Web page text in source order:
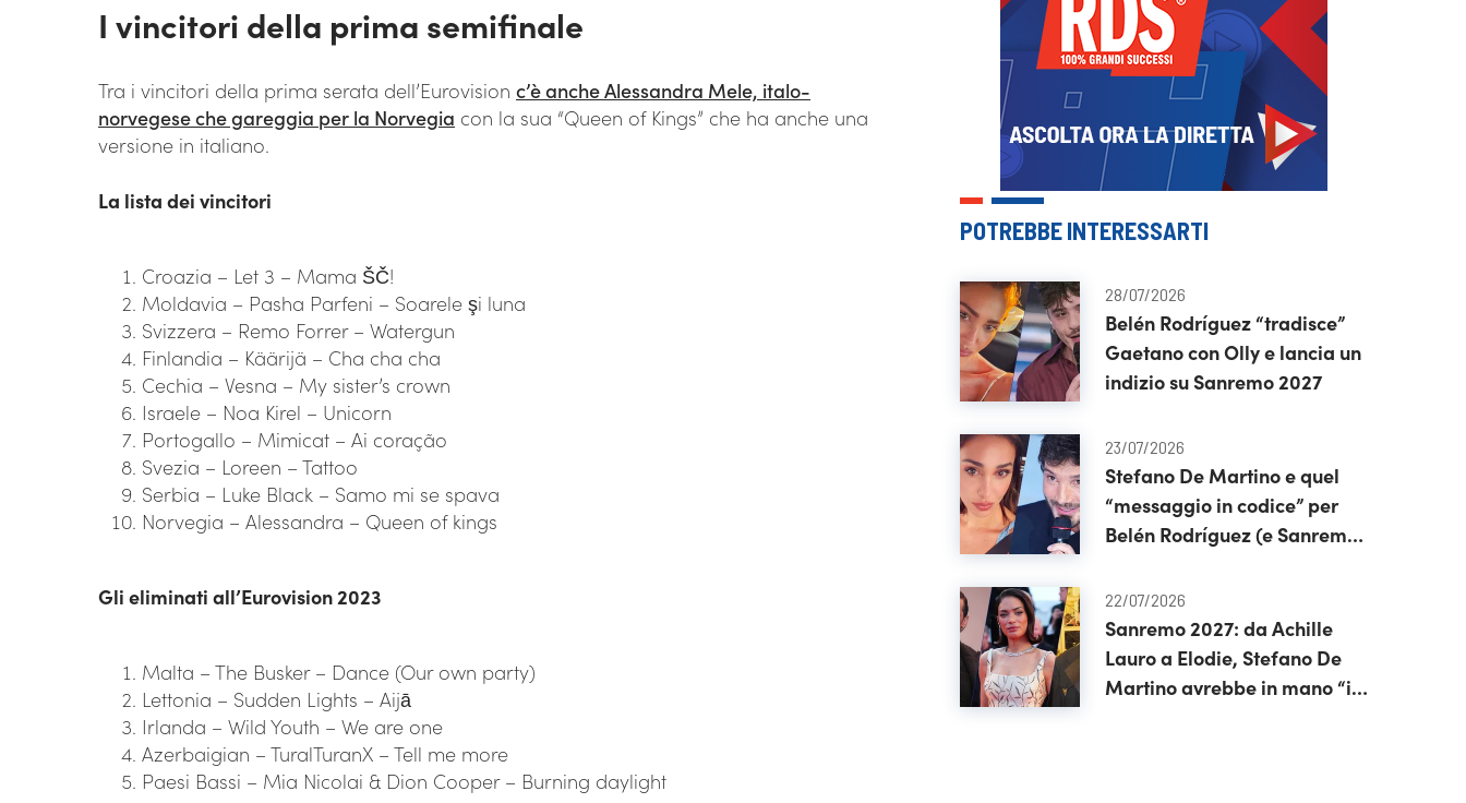
I vincitori della prima semifinale
Tra i vincitori della prima serata dell’Eurovision c’è anche Alessandra Mele, italo-
norvegese che gareggia per la Norvegia con la sua “Queen of Kings” che ha anche una
versione in italiano.
La lista dei vincitori
Croazia – Let 3 – Mama ŠČ!
Moldavia – Pasha Parfeni – Soarele şi luna
Svizzera – Remo Forrer – Watergun
Finlandia – Käärijä – Cha cha cha
Cechia – Vesna – My sister’s crown
Israele – Noa Kirel – Unicorn
Portogallo – Mimicat – Ai coração
Svezia – Loreen – Tattoo
Serbia – Luke Black – Samo mi se spava
Norvegia – Alessandra – Queen of kings
Gli eliminati all’Eurovision 2023
Malta – The Busker – Dance (Our own party)
Lettonia – Sudden Lights – Aijā
Irlanda – Wild Youth – We are one
Azerbaigian – TuralTuranX – Tell me more
Paesi Bassi – Mia Nicolai & Dion Cooper – Burning daylight
POTREBBE INTERESSARTI
28/07/2026
Belén Rodríguez “tradisce”
Gaetano con Olly e lancia un
indizio su Sanremo 2027
23/07/2026
Stefano De Martino e quel
“messaggio in codice” per
Belén Rodríguez (e Sanremo
22/07/2026
Sanremo 2027: da Achille
Lauro a Elodie, Stefano De
Martino avrebbe in mano “il